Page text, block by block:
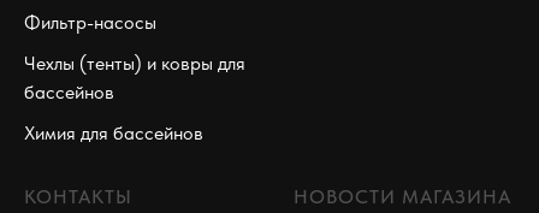
Фильтр-насосы
Чехлы (тенты) и ковры для
бассейнов
Химия для бассейнов
КОНТАКТЫ
НОВОСТИ МАГАЗИНА